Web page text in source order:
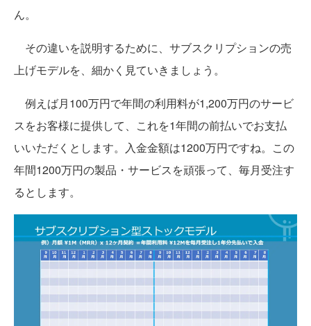
ん。
その違いを説明するために、サブスクリプションの売
上げモデルを、細かく見ていきましょう。
例えば月100万円で年間の利用料が1,200万円のサービ
スをお客様に提供して、これを1年間の前払いでお支払
いいただくとします。入金金額は1200万円ですね。この
年間1200万円の製品・サービスを頑張って、毎月受注す
るとします。